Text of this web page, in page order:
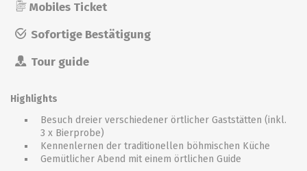
Mobiles Ticket
Sofortige Bestätigung
Tour guide
Highlights
Besuch dreier verschiedener örtlicher Gaststätten (inkl.
3 x Bierprobe)
Kennenlernen der traditionellen böhmischen Küche
Gemütlicher Abend mit einem örtlichen Guide